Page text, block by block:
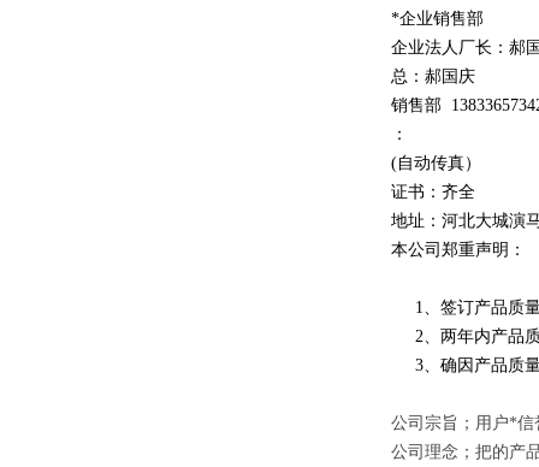
*企业销售部
企业法人厂长：郝
总：郝国庆
销售部 13833
：
(自动传真）
证书：齐全
地址：河北大城演
本公司郑重声明：
1、签订产品质量
2、两年内产品质
3、确因产品质量
公司宗旨；用户*
公司理念；把的产